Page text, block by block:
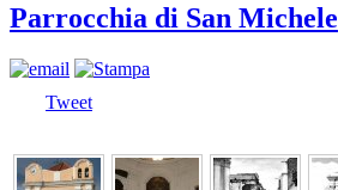
Parrocchia di San Michele
Tweet